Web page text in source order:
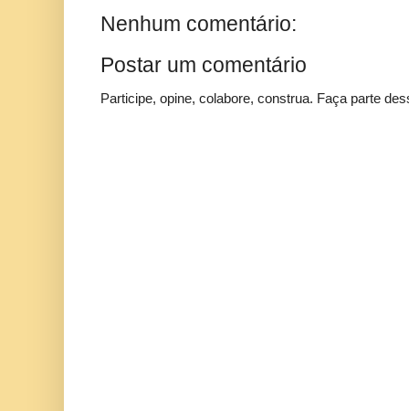
Nenhum comentário:
Postar um comentário
Participe, opine, colabore, construa. Faça parte